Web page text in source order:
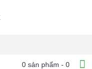
0 sản phẩm - 0